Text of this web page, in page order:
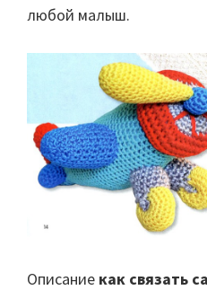
любой малыш.
Описание как связать